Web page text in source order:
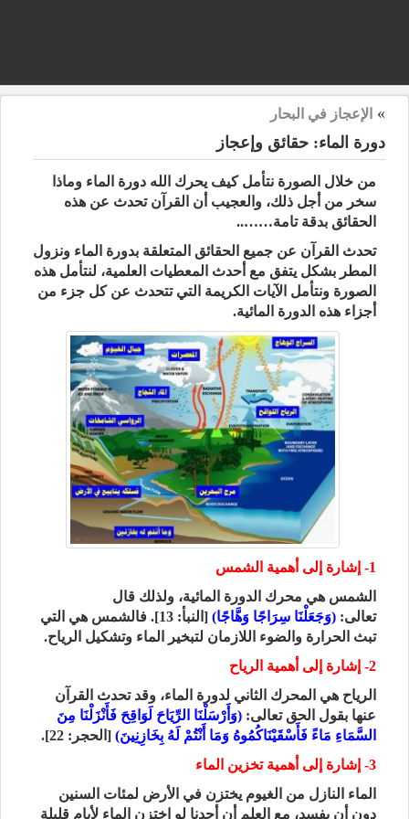
» الإعجاز في البحار
دورة الماء: حقائق وإعجاز
من خلال الصورة نتأمل كيف يحرك الله دورة الماء وماذا
سخر من أجل ذلك، والعجيب أن القرآن تحدث عن هذه
الحقائق بدقة تامة……..
تحدث القرآن عن جميع الحقائق المتعلقة بدورة الماء ونزول
المطر بشكل يتفق مع أحدث المعطيات العلمية، لنتأمل هذه
الصورة ونتأمل الآيات الكريمة التي تتحدث عن كل جزء من
أجزاء هذه الدورة المائية.
1- إشارة إلى أهمية الشمس
الشمس هي محرك الدورة المائية، ولذلك قال
تعالى: (وَجَعَلْنَا سِرَاجًا وَهَّاجًا)
[النبأ: 13]. فالشمس هي التي
تبث الحرارة والضوء اللازمان لتبخير الماء وتشكيل الرياح.
2- إشارة إلى أهمية الرياح
الرياح هي المحرك الثاني لدورة الماء، وقد تحدث القرآن
عنها بقول الحق تعالى: (وَأَرْسَلْنَا الرِّيَاحَ لَوَاقِحَ فَأَنْزَلْنَا مِنَ
السَّمَاءِ مَاءً فَأَسْقَيْنَاكُمُوهُ وَمَا أَنْتُمْ لَهُ بِخَازِنِينَ)[الحجر: 22].
3- إشارة إلى أهمية تخزين الماء
الماء النازل من الغيوم يختزن في الأرض لمئات السنين
دون أن يفسد، مع العلم أن أحدنا لو اختزن الماء لأيام قليلة